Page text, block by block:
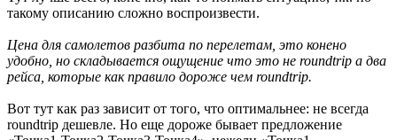
такому описанию сложно воспроизвести.
Цена для самолетов разбита по перелетам, это конено
удобно, но складывается ощущение что это не roundtrip а два
рейса, которые как правило дороже чем roundtrip.
Вот тут как раз зависит от того, что оптимальнее: не всегда
roundtrip дешевле. Но еще дороже бывает предложение